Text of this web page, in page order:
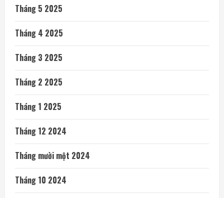
Tháng 5 2025
Tháng 4 2025
Tháng 3 2025
Tháng 2 2025
Tháng 1 2025
Tháng 12 2024
Tháng mười một 2024
Tháng 10 2024